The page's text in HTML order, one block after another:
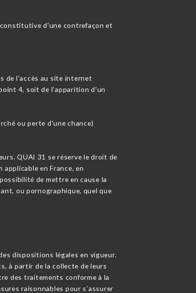
d'une contrefaçon et
de l'accès au site internet
4, soit de l'apparition d'un
ou perte d'une chance)
QUAI 31 se réserve le droit de
en France, en
de mettre en cause la
ou pornographique, quel que
dispositions légales en vigueur.
à partir de la collecte de leurs
des traitements conforme à la
raisonnables pour s’assurer